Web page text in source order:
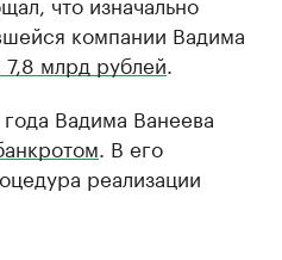
компании Вадима
7,8 млрд рублей
Вадима Ванеева
. В его
реализации